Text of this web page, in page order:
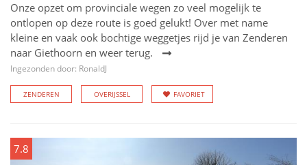
Onze opzet om provinciale wegen zo veel mogelijk te
ontlopen op deze route is goed gelukt! Over met name
kleine en vaak ook bochtige weggetjes rijd je van Zenderen
naar Giethoorn en weer terug.
Ingezonden door: RonaldJ
ZENDEREN OVERIJSSEL FAVORIET
7.8